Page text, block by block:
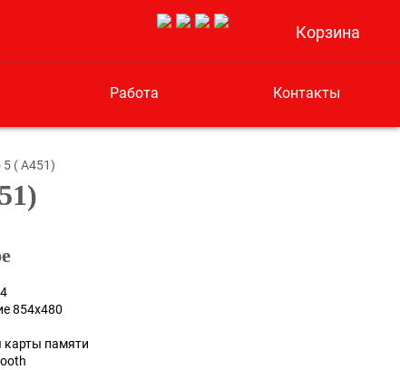
Корзина
Работа Контакты
( A451)
854x480
карты памяти